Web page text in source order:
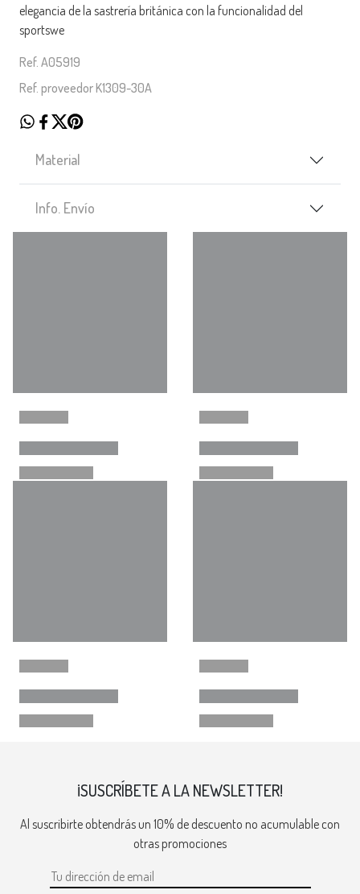
elegancia de la sastrería británica con la funcionalidad del
sportswe
Ref. A05919
Ref. proveedor K1309-30A
Material
Info. Envío
¡SUSCRÍBETE A LA NEWSLETTER!
Al suscribirte obtendrás un 10% de descuento no acumulable con
otras promociones